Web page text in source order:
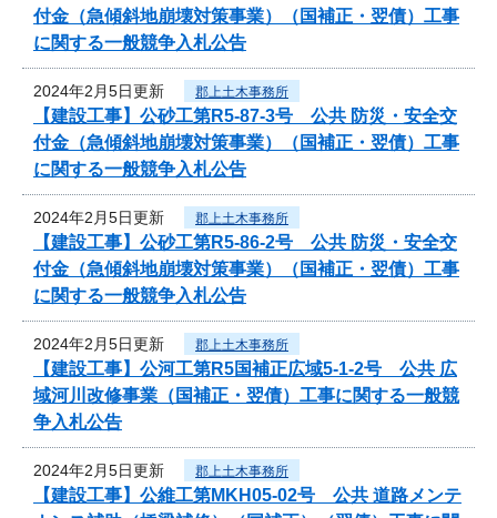
付金（急傾斜地崩壊対策事業）（国補正・翌債）工事
に関する一般競争入札公告
2024年2月5日更新 郡上土木事務所
【建設工事】公砂工第R5-87-3号 公共 防災・安全交
付金（急傾斜地崩壊対策事業）（国補正・翌債）工事
に関する一般競争入札公告
2024年2月5日更新 郡上土木事務所
【建設工事】公砂工第R5-86-2号 公共 防災・安全交
付金（急傾斜地崩壊対策事業）（国補正・翌債）工事
に関する一般競争入札公告
2024年2月5日更新 郡上土木事務所
【建設工事】公河工第R5国補正広域5-1-2号 公共 広
域河川改修事業（国補正・翌債）工事に関する一般競
争入札公告
2024年2月5日更新 郡上土木事務所
【建設工事】公維工第MKH05-02号 公共 道路メンテ